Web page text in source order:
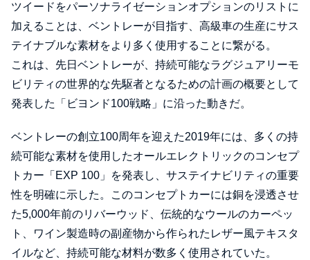
ツイードをパーソナライゼーションオプションのリストに
加えることは、ベントレーが目指す、高級車の生産にサス
テイナブルな素材をより多く使用することに繋がる。
これは、先日ベントレーが、持続可能なラグジュアリーモ
ビリティの世界的な先駆者となるための計画の概要として
発表した「ビヨンド100戦略」に沿った動きだ。
ベントレーの創立100周年を迎えた2019年には、多くの持
続可能な素材を使用したオールエレクトリックのコンセプ
トカー「EXP 100」を発表し、サステイナビリティの重要
性を明確に示した。このコンセプトカーには銅を浸透させ
た5,000年前のリバーウッド、伝統的なウールのカーペッ
ト、ワイン製造時の副産物から作られたレザー風テキスタ
イルなど、持続可能な材料が数多く使用されていた。